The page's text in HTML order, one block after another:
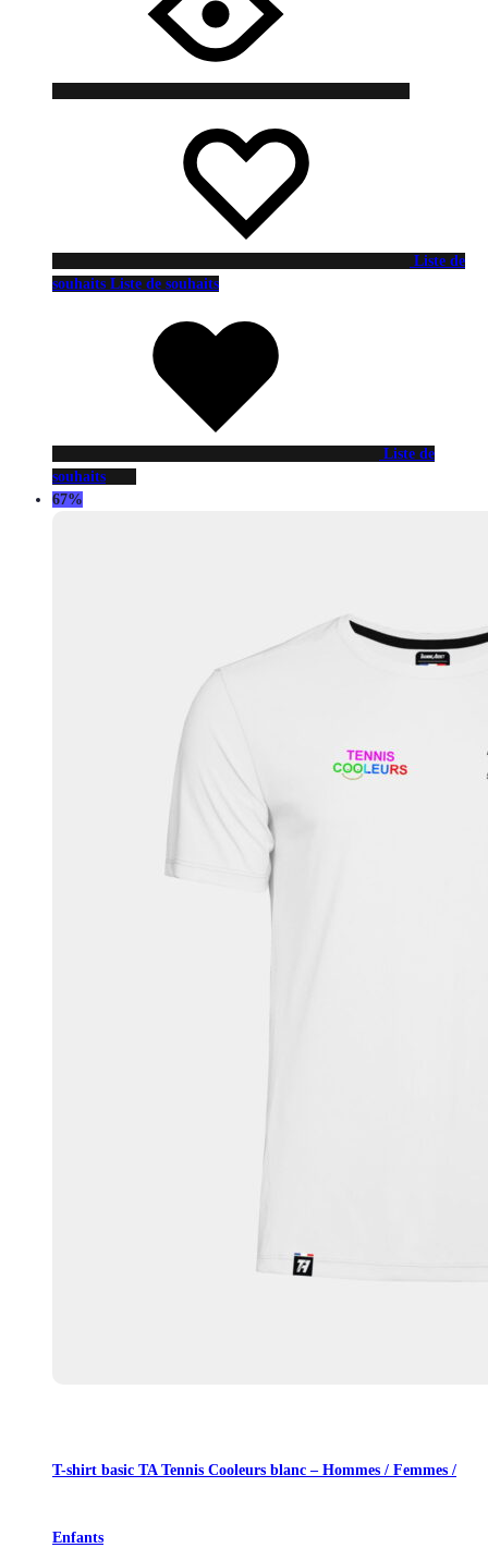
Liste de
souhaits Liste de souhaits
Liste de
souhaits
67%
T-shirt basic TA Tennis Cooleurs blanc – Hommes / Femmes /
Enfants